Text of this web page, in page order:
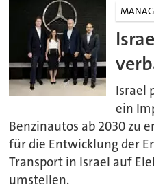
Israel
ein
Benzinautos ab 2030 zu
für die Entwicklung der
Transport in Israel auf
umstellen.